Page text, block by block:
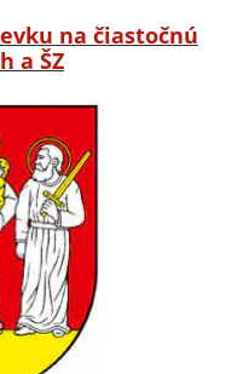
na čiastočnú
a ŠZ